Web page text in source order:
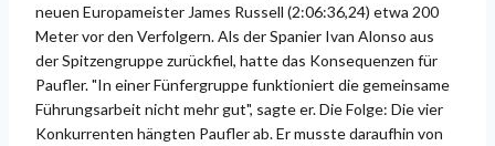
neuen Europameister James Russell (2:06:36,24) etwa 200
Meter vor den Verfolgern. Als der Spanier Ivan Alonso aus
der Spitzengruppe zurückfiel, hatte das Konsequenzen für
Paufler. "In einer Fünfergruppe funktioniert die gemeinsame
Führungsarbeit nicht mehr gut", sagte er. Die Folge: Die vier
Konkurrenten hängten Paufler ab. Er musste daraufhin von